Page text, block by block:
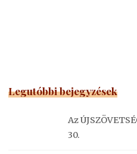
Legutóbbi bejegyzések
Az
30.